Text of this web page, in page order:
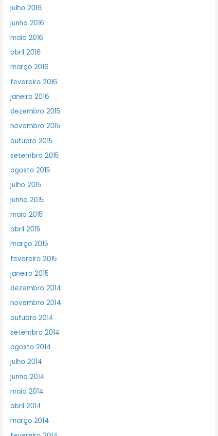
julho 2016
junho 2016
maio 2016
abril 2016
março 2016
fevereiro 2016
janeiro 2016
dezembro 2015
novembro 2015
outubro 2015
setembro 2015
agosto 2015
julho 2015
junho 2015
maio 2015
abril 2015
março 2015
fevereiro 2015
janeiro 2015
dezembro 2014
novembro 2014
outubro 2014
setembro 2014
agosto 2014
julho 2014
junho 2014
maio 2014
abril 2014
março 2014